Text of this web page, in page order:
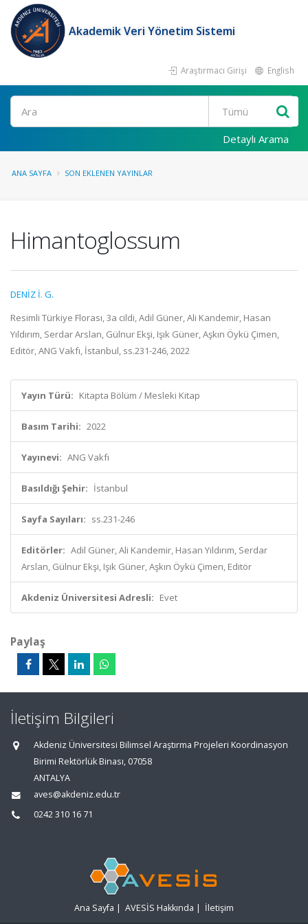
Akademik Veri Yönetim Sistemi
Araştırmacı Girişi English
Ara
Detaylı Arama
ANA SAYFA SON EKLENEN YAYINLAR
Himantoglossum
DENİZ İ. G.
Resimli Türkiye Florası, 3a cildi, Adil Güner, Ali Kandemir, Hasan
Yıldırım, Serdar Arslan, Gülnur Ekşi, Işık Güner, Aşkın Öykü Çimen,
Editör, ANG Vakfı, İstanbul, ss.231-246, 2022
Yayın Türü: Kitapta Bölüm / Mesleki Kitap
Basım Tarihi: 2022
Yayınevi: ANG Vakfı
Basıldığı Şehir: İstanbul
Sayfa Sayıları: ss.231-246
Editörler: Adil Güner, Ali Kandemir, Hasan Yıldırım, Serdar
Arslan, Gülnur Ekşi, Işık Güner, Aşkın Öykü Çimen, Editör
Akdeniz Üniversitesi Adresli: Evet
Paylaş
İletişim Bilgileri
Akdeniz Üniversitesi Bilimsel Araştırma Projeleri Koordinasyon
Birimi Rektörlük Binası, 07058
ANTALYA
aves@akdeniz.edu.tr
0242 310 16 71
Ana Sayfa | AVESİS Hakkında | İletişim